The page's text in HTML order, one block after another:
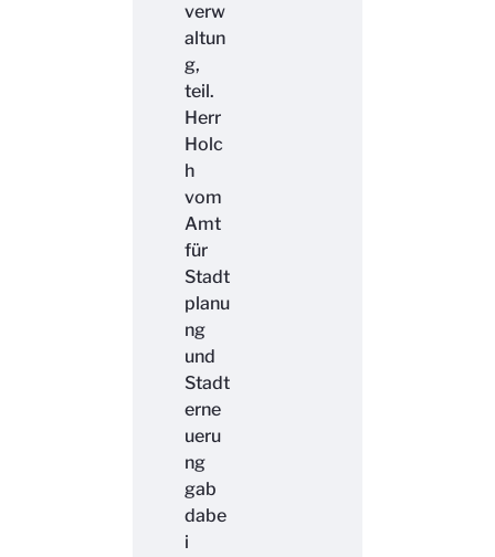
verw
altun
g,
teil.
Herr
Holc
h
vom
Amt
für
Stadt
planu
ng
und
Stadt
erne
ueru
ng
gab
dabe
i